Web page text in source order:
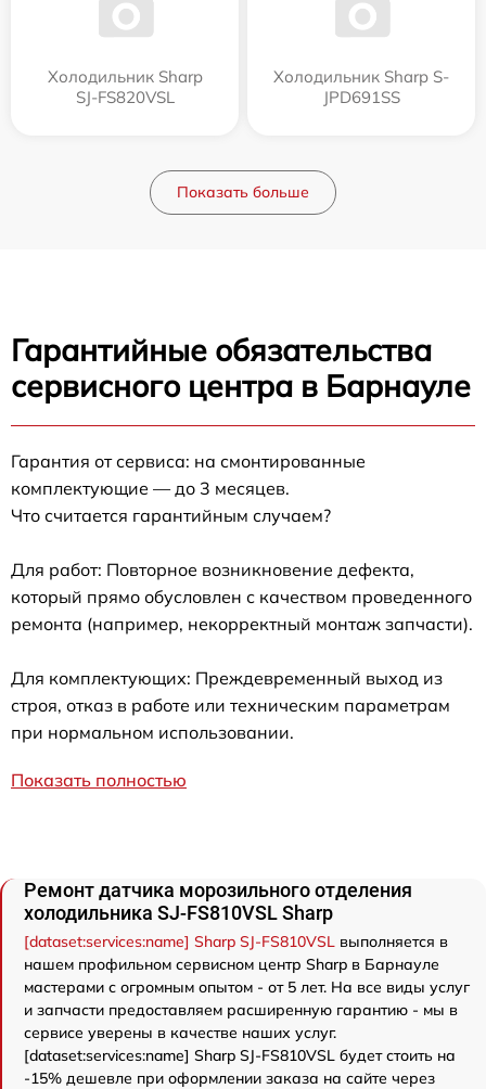
Холодильник Sharp
SJ-FS820VSL
Холодильник Sharp S-
JPD691SS
Показать больше
Гарантийные обязательства
сервисного центра в Барнауле
Гарантия от сервиса: на смонтированные
комплектующие — до 3 месяцев.
Что считается гарантийным случаем?
Для работ: Повторное возникновение дефекта,
который прямо обусловлен с качеством проведенного
ремонта (например, некорректный монтаж запчасти).
Для комплектующих: Преждевременный выход из
строя, отказ в работе или техническим параметрам
при нормальном использовании.
Показать полностью
Ремонт датчика морозильного отделения
холодильника SJ-FS810VSL Sharp
[dataset:services:name] Sharp SJ-FS810VSL выполняется в
нашем профильном сервисном центр Sharp в Барнауле
мастерами с огромным опытом - от 5 лет. На все виды услуг
и запчасти предоставляем расширенную гарантию - мы в
сервисе уверены в качестве наших услуг.
[dataset:services:name] Sharp SJ-FS810VSL будет стоить на
-15% дешевле при оформлении заказа на сайте через